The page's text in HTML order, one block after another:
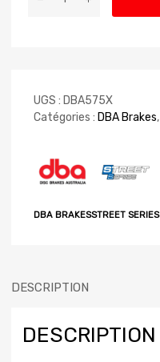
UGS : DBA575X
Catégories : DBA Brakes,
DBA BRAKESSTREET SERIES
DESCRIPTION
DESCRIPTION